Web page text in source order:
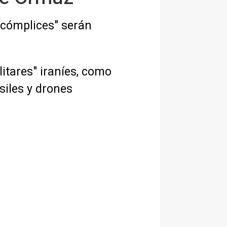
serán
iraníes, como
y drones